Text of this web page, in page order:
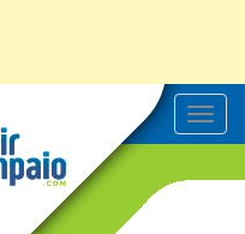
T
o